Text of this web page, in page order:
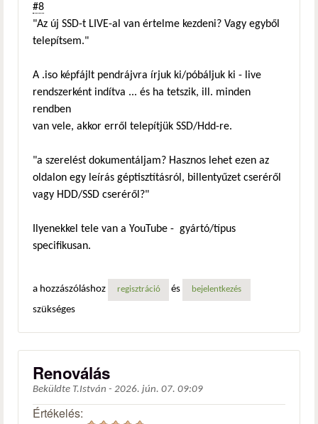
#8
"Az új SSD-t LIVE-al van értelme kezdeni? Vagy egyből
telepítsem."
A .iso képfájlt pendrájvra írjuk ki/póbáljuk ki - live
rendszerként indítva ... és ha tetszik, ill. minden
rendben
van vele, akkor erről telepítjük SSD/Hdd-re.
"a szerelést dokumentáljam? Hasznos lehet ezen az
oldalon egy leírás géptisztításról, billentyűzet cseréről
vagy HDD/SSD cseréről?"
Ilyenekkel tele van a YouTube - gyártó/típus
specifikusan.
a hozzászóláshoz regisztráció és bejelentkezés
szükséges
Renoválás
Beküldte T.István - 2026. jún. 07. 09:09
Értékelés: